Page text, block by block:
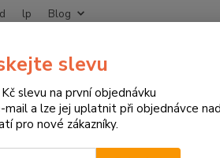
lp Blog
Hledat
Kožená moto zavazadla DIABLO
slevu
slevu na první objednávku
mail a lze jej uplatnit při objednávce
pro nové zákazníky.